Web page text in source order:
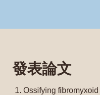
發表論文
Ossifying